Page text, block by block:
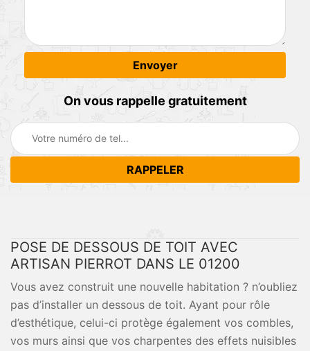
On vous rappelle gratuitement
POSE DE DESSOUS DE TOIT AVEC
ARTISAN PIERROT DANS LE 01200
Vous avez construit une nouvelle habitation ? n’oubliez
pas d’installer un dessous de toit. Ayant pour rôle
d’esthétique, celui-ci protège également vos combles,
vos murs ainsi que vos charpentes des effets nuisibles